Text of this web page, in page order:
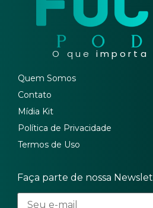
O que importa
Quem Somos
Contato
Mídia Kit
Política de Privacidade
Termos de Uso
Faça parte de nossa